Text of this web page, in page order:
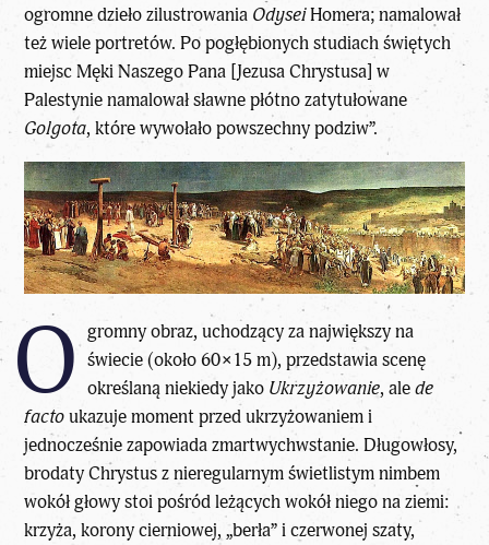
ogromne dzieło zilustrowania OdyseiHomera; namalował
też wiele portretów. Po pogłębionych studiach świętych
miejsc Męki Naszego Pana [Jezusa Chrystusa] w
Palestynie namalował sławne płótno zatytułowane
Golgota, które wywołało powszechny podziw”.
O gromny obraz, uchodzący za największy na
świecie (około 60×15 m), przedstawia scenę
określaną niekiedy jako Ukrzyżowanie, alede
factoukazuje moment przed ukrzyżowaniem i
jednocześnie zapowiada zmartwychwstanie. Długowłosy,
brodaty Chrystus z nieregularnym świetlistym nimbem
wokół głowy stoi pośród leżących wokół niego na ziemi:
krzyża, korony cierniowej, „berła” i czerwonej szaty,